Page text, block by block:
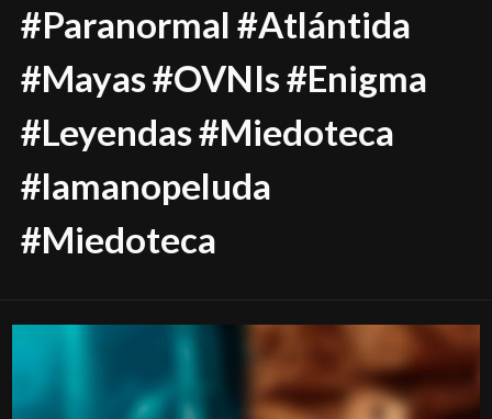
#Paranormal #Atlántida
#Mayas #OVNIs #Enigma
#Leyendas #Miedoteca
#lamanopeluda
#Miedoteca